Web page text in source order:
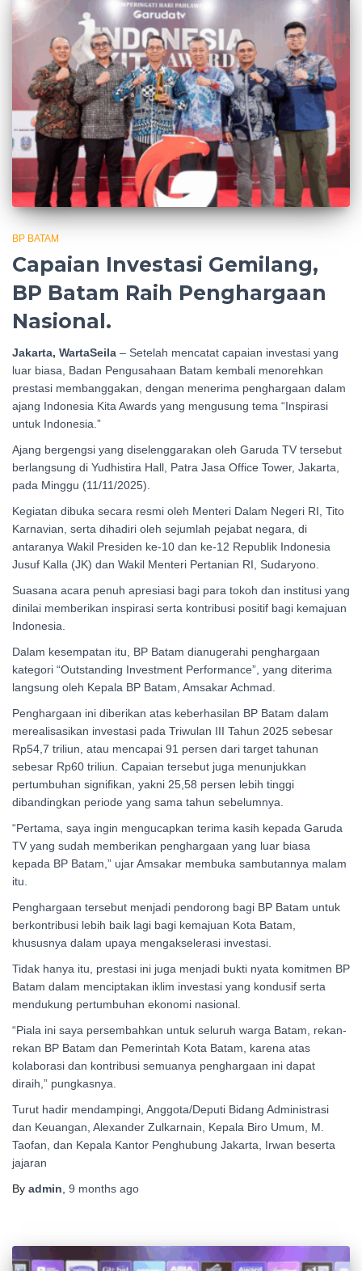
BP BATAM
Capaian Investasi Gemilang,
BP Batam Raih Penghargaan
Nasional.
Jakarta, WartaSeila – Setelah mencatat capaian investasi yang
luar biasa, Badan Pengusahaan Batam kembali menorehkan
prestasi membanggakan, dengan menerima penghargaan dalam
ajang Indonesia Kita Awards yang mengusung tema “Inspirasi
untuk Indonesia.”
Ajang bergengsi yang diselenggarakan oleh Garuda TV tersebut
berlangsung di Yudhistira Hall, Patra Jasa Office Tower, Jakarta,
pada Minggu (11/11/2025).
Kegiatan dibuka secara resmi oleh Menteri Dalam Negeri RI, Tito
Karnavian, serta dihadiri oleh sejumlah pejabat negara, di
antaranya Wakil Presiden ke-10 dan ke-12 Republik Indonesia
Jusuf Kalla (JK) dan Wakil Menteri Pertanian RI, Sudaryono.
Suasana acara penuh apresiasi bagi para tokoh dan institusi yang
dinilai memberikan inspirasi serta kontribusi positif bagi kemajuan
Indonesia.
Dalam kesempatan itu, BP Batam dianugerahi penghargaan
kategori “Outstanding Investment Performance”, yang diterima
langsung oleh Kepala BP Batam, Amsakar Achmad.
Penghargaan ini diberikan atas keberhasilan BP Batam dalam
merealisasikan investasi pada Triwulan III Tahun 2025 sebesar
Rp54,7 triliun, atau mencapai 91 persen dari target tahunan
sebesar Rp60 triliun. Capaian tersebut juga menunjukkan
pertumbuhan signifikan, yakni 25,58 persen lebih tinggi
dibandingkan periode yang sama tahun sebelumnya.
“Pertama, saya ingin mengucapkan terima kasih kepada Garuda
TV yang sudah memberikan penghargaan yang luar biasa
kepada BP Batam,” ujar Amsakar membuka sambutannya malam
itu.
Penghargaan tersebut menjadi pendorong bagi BP Batam untuk
berkontribusi lebih baik lagi bagi kemajuan Kota Batam,
khususnya dalam upaya mengakselerasi investasi.
Tidak hanya itu, prestasi ini juga menjadi bukti nyata komitmen BP
Batam dalam menciptakan iklim investasi yang kondusif serta
mendukung pertumbuhan ekonomi nasional.
“Piala ini saya persembahkan untuk seluruh warga Batam, rekan-
rekan BP Batam dan Pemerintah Kota Batam, karena atas
kolaborasi dan kontribusi semuanya penghargaan ini dapat
diraih,” pungkasnya.
Turut hadir mendampingi, Anggota/Deputi Bidang Administrasi
dan Keuangan, Alexander Zulkarnain, Kepala Biro Umum, M.
Taofan, dan Kepala Kantor Penghubung Jakarta, Irwan beserta
jajaran
By admin 9 months ago